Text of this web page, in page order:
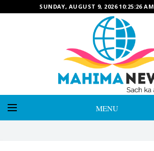
SUNDAY, AUGUST 9, 2026 10:25:27 AM
MENU